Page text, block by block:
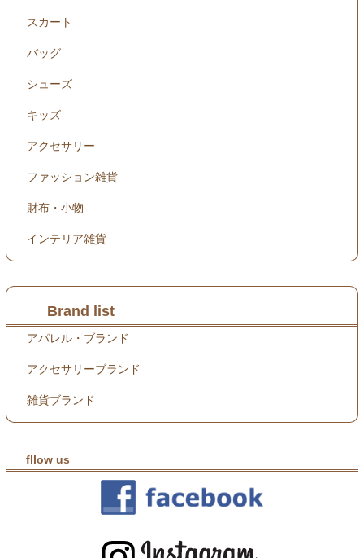
スカート
バッグ
シューズ
キッズ
アクセサリー
ファッション雑貨
財布・小物
インテリア雑貨
Brand list
アパレル・ブランド
アクセサリーブランド
雑貨ブランド
fllow us